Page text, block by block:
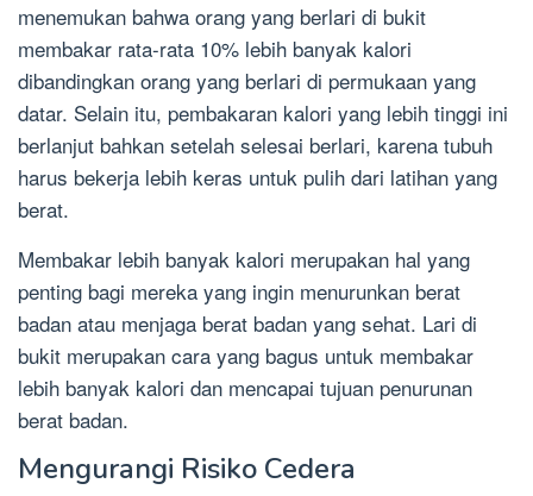
menemukan bahwa orang yang berlari di bukit
membakar rata-rata 10% lebih banyak kalori
dibandingkan orang yang berlari di permukaan yang
datar. Selain itu, pembakaran kalori yang lebih tinggi ini
berlanjut bahkan setelah selesai berlari, karena tubuh
harus bekerja lebih keras untuk pulih dari latihan yang
berat.
Membakar lebih banyak kalori merupakan hal yang
penting bagi mereka yang ingin menurunkan berat
badan atau menjaga berat badan yang sehat. Lari di
bukit merupakan cara yang bagus untuk membakar
lebih banyak kalori dan mencapai tujuan penurunan
berat badan.
Mengurangi Risiko Cedera